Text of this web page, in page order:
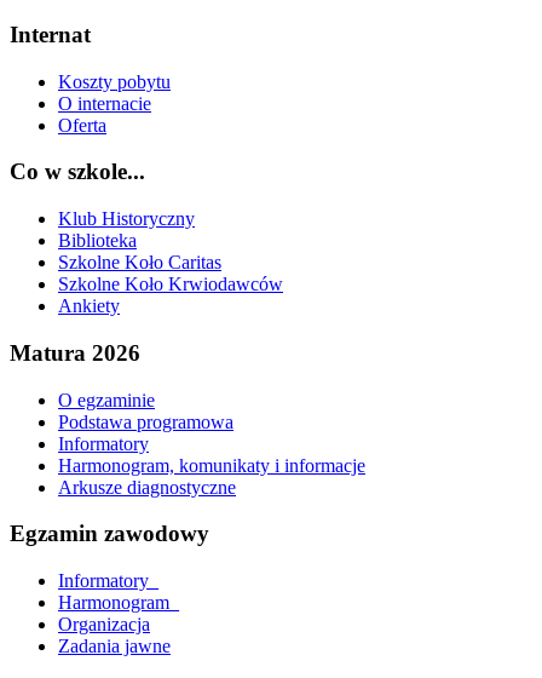
Internat
Koszty pobytu
O internacie
Oferta
Co w szkole...
Klub Historyczny
Biblioteka
Szkolne Koło Caritas
Szkolne Koło Krwiodawców
Ankiety
Matura 2026
O egzaminie
Podstawa programowa
Informatory
Harmonogram, komunikaty i informacje
Arkusze diagnostyczne
Egzamin zawodowy
Informatory_
Harmonogram_
Organizacja
Zadania jawne